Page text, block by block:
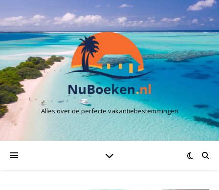
Alles over de perfecte vakantiebestemmingen